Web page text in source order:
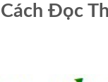
Cách Đọc